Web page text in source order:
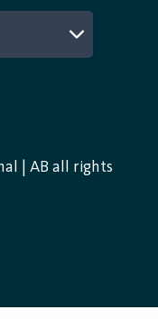
| AB all rights